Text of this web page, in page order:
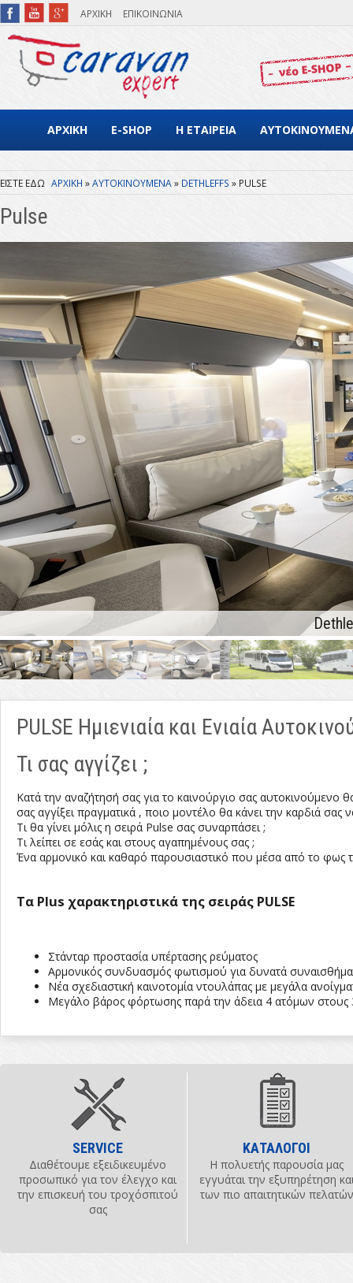
Παράκαμψη προς το κυρίως περιεχόμενο
ΑΡΧΙΚΗ ΕΠΙΚΟΙΝΩΝΙΑ
ΑΡΧΙΚΗ E-SHOP Η ΕΤΑΙΡΕΙΑ
Είστε εδώ
ΑΡΧΙΚΗ ΑΥΤΟΚΙΝΟΥΜΕΝΑ DETHLEFFS PULSE
Pulse
PULSE Ημιενιαία και Ενιαία
Τι σας αγγίζει ;
Κατά την αναζήτησή σας για το καινούργιο σας αυτοκινούμενο
σας αγγίξει πραγματικά , ποιο μοντέλο θα κάνει την καρδιά σας
Τι θα γίνει μόλις η σειρά Pulse σας συναρπάσει ;
Τι λείπει σε εσάς και στους αγαπημένους σας ;
Ένα αρμονικό και καθαρό παρουσιαστικό που μέσα από το φως
Τα Plus χαρακτηριστικά της σειράς PULSE
Στάνταρ προστασία υπέρτασης ρεύματος
Αρμονικός συνδυασμός φωτισμού για δυνατά
Νέα σχεδιαστική καινοτομία ντουλάπας με μεγάλα
Μεγάλο βάρος φόρτωσης παρά την άδεια 4 ατόμων στους
SERVICE
Διαθέτουμε εξειδικευμένο
προσωπικό για τον έλεγχο και
την επισκευή του τροχόσπιτού
σας
ΚΑΤΑΛΟΓΟΙ
Η πολυετής παρουσία μας
εγγυάται την εξυπηρέτηση
των πιο απαιτητικών πελατών